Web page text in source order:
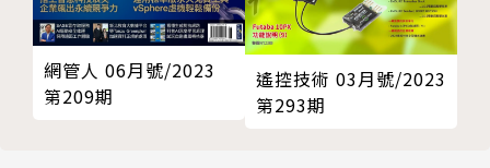
網管人 06月號/2023
第209期
遙控技術 03月號/2023
第293期